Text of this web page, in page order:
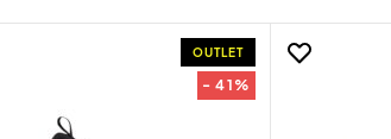
OUTLET
- 41%